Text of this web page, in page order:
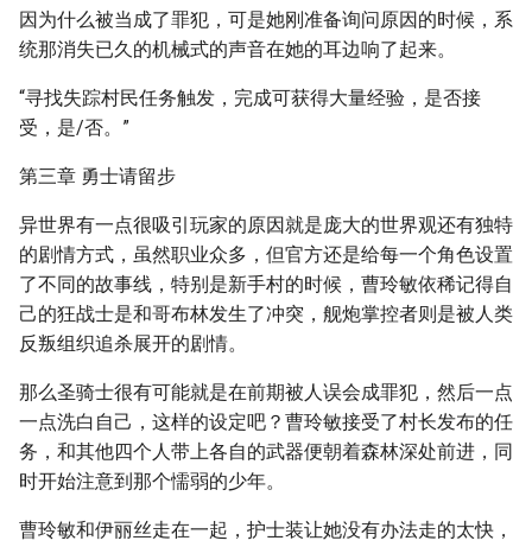
因为什么被当成了罪犯，可是她刚准备询问原因的时候，系
统那消失已久的机械式的声音在她的耳边响了起来。
“寻找失踪村民任务触发，完成可获得大量经验，是否接
受，是/否。”
第三章 勇士请留步
异世界有一点很吸引玩家的原因就是庞大的世界观还有独特
的剧情方式，虽然职业众多，但官方还是给每一个角色设置
了不同的故事线，特别是新手村的时候，曹玲敏依稀记得自
己的狂战士是和哥布林发生了冲突，舰炮掌控者则是被人类
反叛组织追杀展开的剧情。
那么圣骑士很有可能就是在前期被人误会成罪犯，然后一点
一点洗白自己，这样的设定吧？曹玲敏接受了村长发布的任
务，和其他四个人带上各自的武器便朝着森林深处前进，同
时开始注意到那个懦弱的少年。
曹玲敏和伊丽丝走在一起，护士装让她没有办法走的太快，